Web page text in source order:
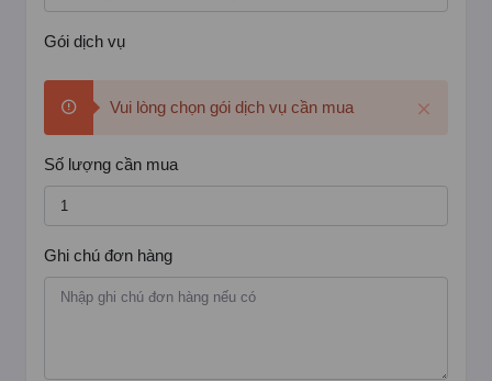
Gói dịch vụ
Vui lòng chọn gói dịch vụ cần mua
Số lượng cần mua
Ghi chú đơn hàng